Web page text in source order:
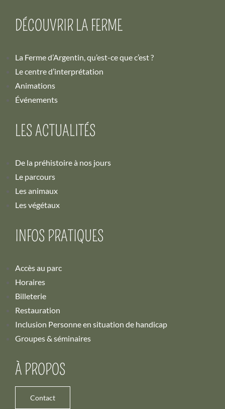
DÉCOUVRIR LA FERME
La Ferme d’Argentin, qu’est-ce que c’est ?
Le centre d’interprétation
Animations
Événements
LES ACTUALITÉS
De la préhistoire à nos jours
Le parcours
Les animaux
Les végétaux
INFOS PRATIQUES
Accès au parc
Horaires
Billeterie
Restauration
Inclusion Personne en situation de handicap
Groupes & séminaires
À PROPOS
Contact